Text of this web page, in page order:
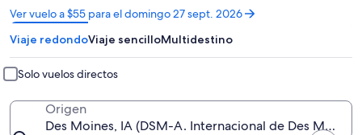
Ver vuelo a $55 para el domingo 27 sept. 2026
Se
abrirá
en
una
nueva
ventana
Viaje redondoViaje sencilloMultidestino
Solo vuelos directos
Origen
Des Moines, IA (DSM-A. Internacional de Des Moines)